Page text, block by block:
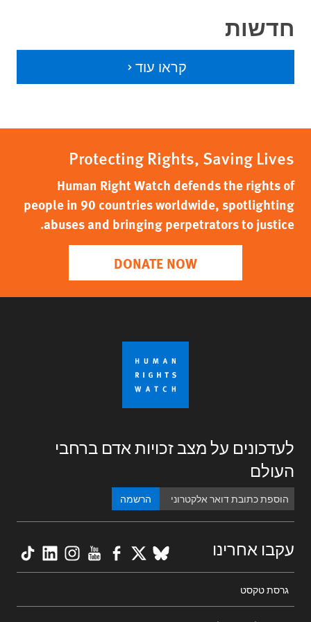
חדשות
קראו עוד
Protecting Rights, Saving Lives
Human Right Watch defends the rights of
people in 90 countries worldwide, spotlighting
abuses and bringing perpetrators to justice.
DONATE NOW
לעדכונים על מצב זכויות אדם ברחבי
העולם
הרשמה
עקבו אחרינו BlueSky
X
Facebook
YouTube
menu
גרסת טקסט